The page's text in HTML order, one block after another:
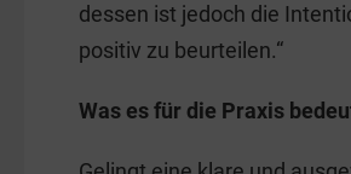
dessen ist jedoch die
positiv zu beurteilen.“
Was es für die Praxis